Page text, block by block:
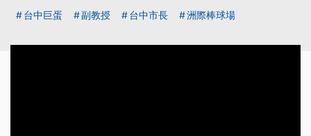
台中巨蛋 副教授 台中市長 洲際棒球場